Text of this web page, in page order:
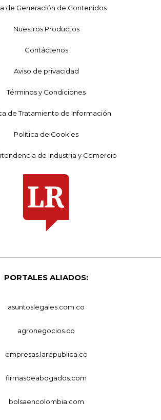
de Generación de Contenidos
Nuestros Productos
Contáctenos
Aviso de privacidad
Términos y Condiciones
de Tratamiento de Información
Política de Cookies
de Industria y Comercio
PORTALES ALIADOS:
asuntoslegales.com.co
agronegocios.co
empresas.larepublica.co
firmasdeabogados.com
bolsaencolombia.com